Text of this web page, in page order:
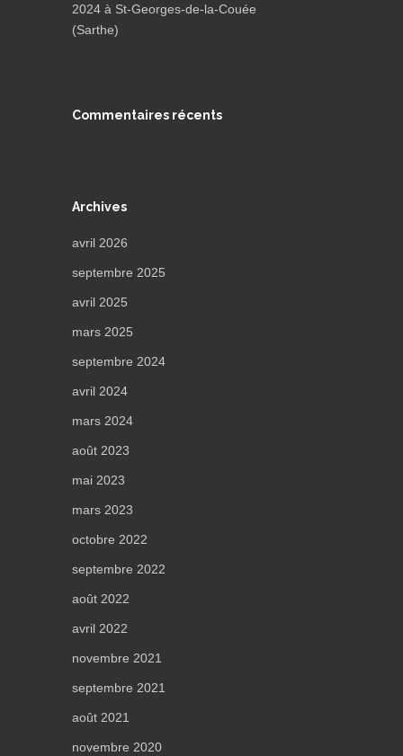
2024 à St-Georges-de-la-Couée
(Sarthe)
Commentaires récents
Archives
avril 2026
septembre 2025
avril 2025
mars 2025
septembre 2024
avril 2024
mars 2024
août 2023
mai 2023
mars 2023
octobre 2022
septembre 2022
août 2022
avril 2022
novembre 2021
septembre 2021
août 2021
novembre 2020